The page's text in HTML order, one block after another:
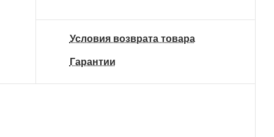
Условия возврата товара
Гарантии